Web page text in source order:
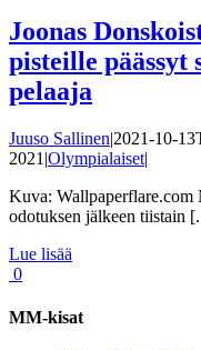
Joonas
pisteille päässyt
pelaaja
Juuso Sallinen|2021-10-
2021 |Olympialaiset|
Kuva:
odotuksen jälkeen tiistain
Lue lisää
0
MM-kisat